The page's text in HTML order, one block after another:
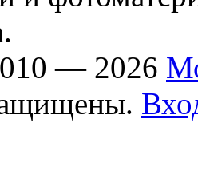
— 2026